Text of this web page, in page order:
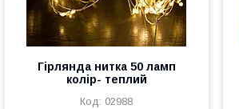
Гірлянда нитка 50 ламп
колір- теплий
02988